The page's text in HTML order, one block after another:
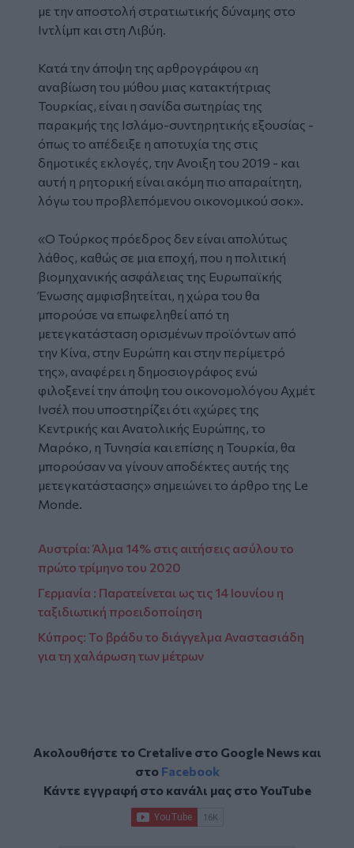
με την αποστολή στρατιωτικής δύναμης στο
Ιντλίμπ και στη Λιβύη.
Κατά την άποψη της αρθρογράφου «η
αναβίωση του μύθου μιας κατακτήτριας
Τουρκίας, είναι η σανίδα σωτηρίας της
παρακμής της Ισλάμο-συντηρητικής εξουσίας -
όπως το απέδειξε η αποτυχία της στις
δημοτικές εκλογές, την Ανοιξη του 2019 - και
αυτή η ρητορική είναι ακόμη πιο απαραίτητη,
λόγω του προβλεπόμενου οικονομικού σοκ».
«Ο Τούρκος πρόεδρος δεν είναι απολύτως
λάθος, καθώς σε μια εποχή, που η πολιτική
βιομηχανικής ασφάλειας της Ευρωπαϊκής
Ένωσης αμφισβητείται, η χώρα του θα
μπορούσε να επωφεληθεί από τη
μετεγκατάσταση ορισμένων προϊόντων από
την Κίνα, στην Ευρώπη και στην περίμετρό
της», αναφέρει η δημοσιογράφος ενώ
φιλοξενεί την άποψη του οικονομολόγου Αχμέτ
Ινσέλ που υποστηρίζει ότι «χώρες της
Κεντρικής και Ανατολικής Ευρώπης, το
Μαρόκο, η Τυνησία και επίσης η Τουρκία, θα
μπορούσαν να γίνουν αποδέκτες αυτής της
μετεγκατάστασης» σημειώνει το άρθρο της Le
Monde.
Αυστρία: Άλμα 14% στις αιτήσεις ασύλου το
πρώτο τρίμηνο του 2020
Γερμανία : Παρατείνεται ως τις 14 Ιουνίου η
ταξιδιωτική προειδοποίηση
Κύπρος: Το βράδυ το διάγγελμα Αναστασιάδη
για τη χαλάρωση των μέτρων
Ακολουθήστε το Cretalive στο Google Newsκαι
στο Facebook
Κάντε εγγραφή στο κανάλι μας στοYouTube